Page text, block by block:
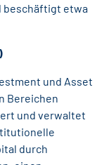
beschäftigt etwa
)
und Asset
Bereichen
und verwaltet
durch